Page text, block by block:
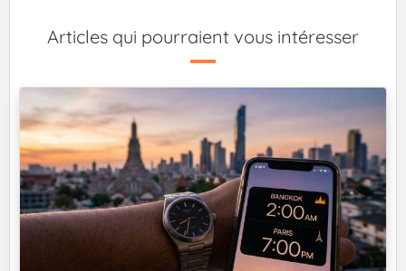
Articles qui pourraient vous intéresser